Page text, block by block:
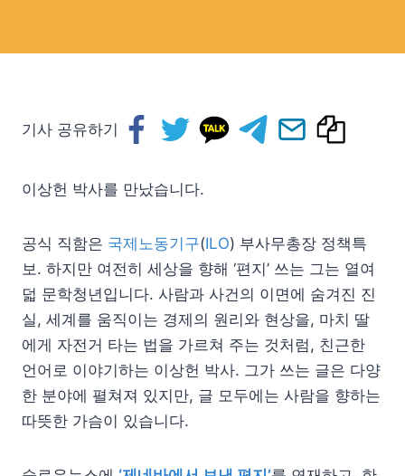
기사 공유하기
이상헌 박사를 만났습니다.
공식 직함은 국제노동기구(ILO) 부사무총장 정책특
보. 하지만 여전히 세상을 향해 ‘편지’ 쓰는 그는 열여
덟 문학청년입니다. 사람과 사건의 이면에 숨겨진 진
실, 세계를 움직이는 경제의 원리와 현상을, 마치 딸
에게 자전거 타는 법을 가르쳐 주는 것처럼, 친근한
언어로 이야기하는 이상헌 박사. 그가 쓰는 글은 다양
한 분야에 펼쳐져 있지만, 글 모두에는 사람을 향하는
따뜻한 가슴이 있습니다.